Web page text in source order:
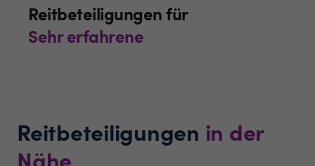
Reitbeteiligungen für
Sehr erfahrene
Reitbeteiligungen in der
Nähe